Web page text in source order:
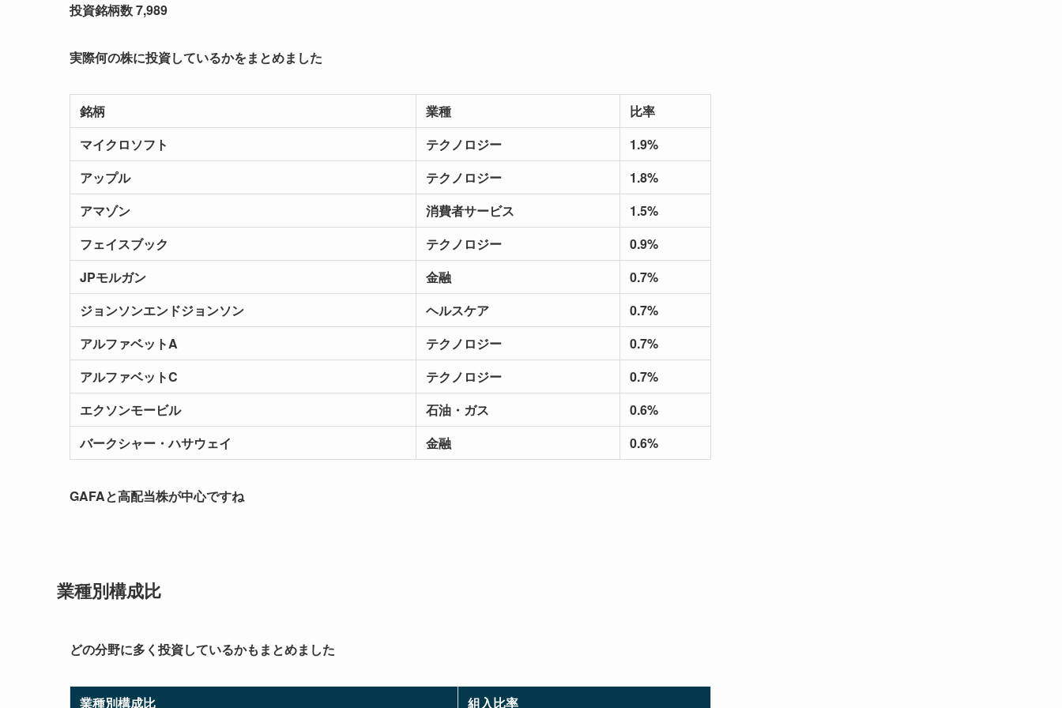
投資銘柄数 7,989
実際何の株に投資しているかをまとめました
銘柄 業種
比率
マイクロソフト
テクノロジー
1.9%
アップル
テクノロジー
1.8%
アマゾン
消費者サービス
1.5%
フェイスブック
テクノロジー
0.9%
JPモルガン 金融
0.7%
ジョンソンエンドジョンソン
ヘルスケア
0.7%
アルファベットA
テクノロジー
0.7%
アルファベットC
テクノロジー
0.7%
エクソンモービル
石油・ガス
0.6%
バークシャー・ハサウェイ
金融 0.6%
GAFAと高配当株が中心ですね
業種別構成比
どの分野に多く投資しているかもまとめました
業種別構成比 組入比率